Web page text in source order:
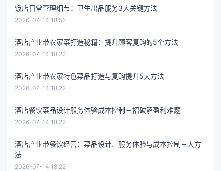
饭店日常管理细节：卫生出品服务3大关键方法
2026-07-14 18:55
酒店产业带农家菜打造秘籍：提升顾客复购的5个方法
2026-07-14 18:22
酒店产业带农家特色菜品打造与复购提升5大方法
2026-07-14 18:22
酒店餐饮菜品设计服务体验成本控制三招破解盈利难题
2026-07-14 18:22
酒店产业带餐饮经营：菜品设计、服务体验与成本控制三大方
法
2026-07-14 18:22